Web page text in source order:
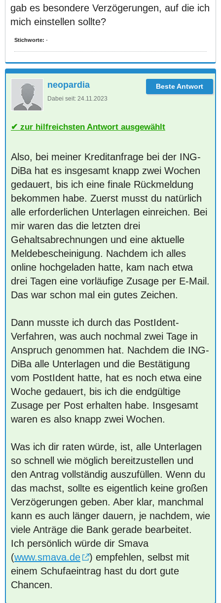
gab es besondere Verzögerungen, auf die ich
mich einstellen sollte?
Stichworte: -
neopardia
Dabei seit: 24.11.2023
zur hilfreichsten Antwort ausgewählt
Also, bei meiner Kreditanfrage bei der ING-
DiBa hat es insgesamt knapp zwei Wochen
gedauert, bis ich eine finale Rückmeldung
bekommen habe. Zuerst musst du natürlich
alle erforderlichen Unterlagen einreichen. Bei
mir waren das die letzten drei
Gehaltsabrechnungen und eine aktuelle
Meldebescheinigung. Nachdem ich alles
online hochgeladen hatte, kam nach etwa
drei Tagen eine vorläufige Zusage per E-Mail.
Das war schon mal ein gutes Zeichen.
Dann musste ich durch das PostIdent-
Verfahren, was auch nochmal zwei Tage in
Anspruch genommen hat. Nachdem die ING-
DiBa alle Unterlagen und die Bestätigung
vom PostIdent hatte, hat es noch etwa eine
Woche gedauert, bis ich die endgültige
Zusage per Post erhalten habe. Insgesamt
waren es also knapp zwei Wochen.
Was ich dir raten würde, ist, alle Unterlagen
so schnell wie möglich bereitzustellen und
den Antrag vollständig auszufüllen. Wenn du
das machst, sollte es eigentlich keine großen
Verzögerungen geben. Aber klar, manchmal
kann es auch länger dauern, je nachdem, wie
viele Anträge die Bank gerade bearbeitet.
Ich persönlich würde dir Smava
(www.smava.de
) empfehlen, selbst mit
einem Schufaeintrag hast du dort gute
Chancen.